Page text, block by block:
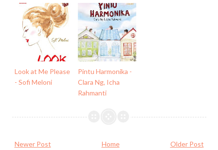
Look at Me Please
- Sofi Meloni
Pintu Harmonika -
Clara Ng, Icha
Rahmanti
Newer Post Older Post
Home